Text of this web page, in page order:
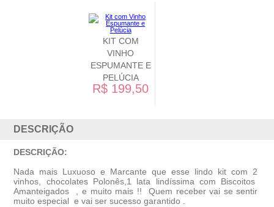
DESCRIÇÃO
DESCRIÇÃO:
Nada mais Luxuoso e Marcante que esse lindo kit com 2
vinhos, chocolates Polonês,1 lata lindíssima com Biscoitos
Amanteigados , e muito mais !! Quem receber vai se sentir
muito especial e vai ser sucesso garantido .